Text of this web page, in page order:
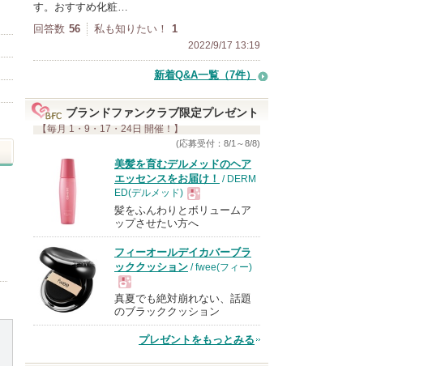
す。おすすめ化粧…
回答数 56 私も知りたい！ 1
2022/9/17 13:19
新着Q&A一覧（7件）
ブランドファンクラブ限定プレゼント
【毎月 1・9・17・24日 開催！】
(応募受付：8/1～8/8)
美髪を育むデルメッドのヘア
エッセンスをお届け！ / DERM
ED(デルメッド)
現
品
髪をふんわりとボリュームア
ップさせたい方へ
フィーオールデイカバーブラ
ッククッション / fwee(フィー)
現
真夏でも絶対崩れない、話題
のブラッククッション
プレゼントをもっとみる